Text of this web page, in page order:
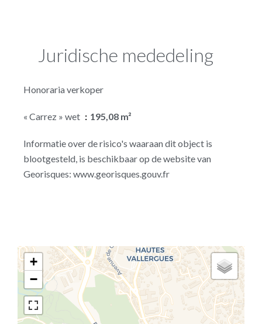
Juridische mededeling
Honoraria verkoper
« Carrez » wet 195,08 m²
Informatie over de risico's waaraan dit object is
blootgesteld, is beschikbaar op de website van
Georisques: www.georisques.gouv.fr
+
−